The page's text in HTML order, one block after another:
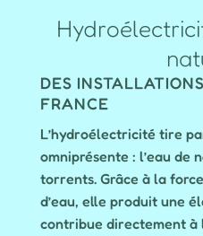
DES
FRANCE
L’hydroélectricité tire
omniprésente : l’eau de
torrents. Grâce à la
d’eau, elle produit une
contribue directement à